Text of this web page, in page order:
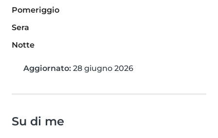
Pomeriggio
Sera
Notte
Aggiornato: 28 giugno 2026
Su di me